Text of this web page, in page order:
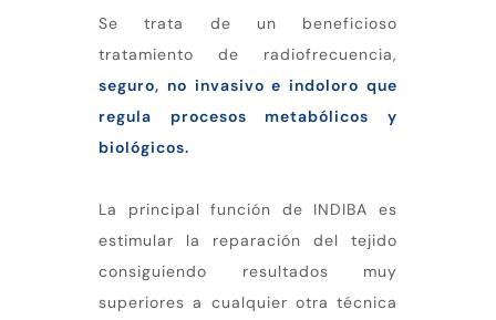
Se trata de un beneficioso
tratamiento de radiofrecuencia,
seguro, no invasivo e indoloro que
regula procesos metabólicos y
biológicos.
La principal función de INDIBA es
estimular la reparación del tejido
consiguiendo resultados muy
superiores a cualquier otra técnica